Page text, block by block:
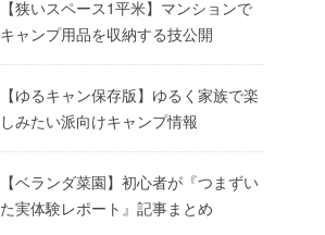
【狭いスペース1平米】マンションで
キャンプ用品を収納する技公開
【ゆるキャン保存版】ゆるく家族で楽
しみたい派向けキャンプ情報
【ベランダ菜園】初心者が『つまずい
た実体験レポート』記事まとめ